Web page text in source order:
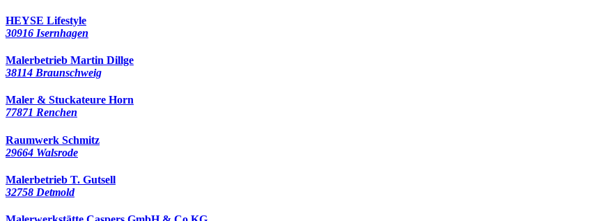
HEYSE Lifestyle
30916 Isernhagen
Malerbetrieb Martin Dillge
38114 Braunschweig
Maler & Stuckateure Horn
77871 Renchen
Raumwerk Schmitz
29664 Walsrode
Malerbetrieb T. Gutsell
32758 Detmold